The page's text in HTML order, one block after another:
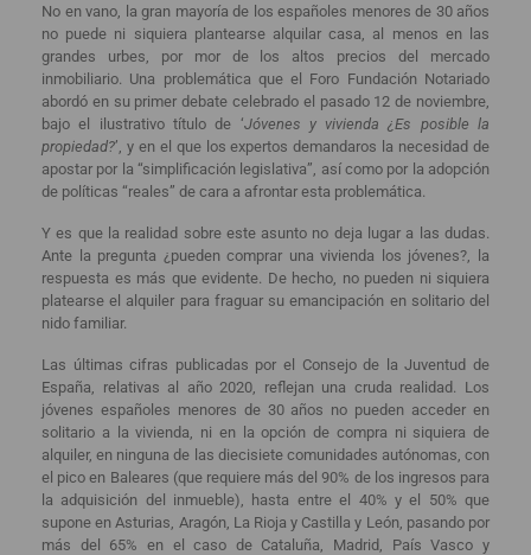
No en vano, la gran mayoría de los españoles menores de 30 años
no puede ni siquiera plantearse alquilar casa, al menos en las
grandes urbes, por mor de los altos precios del mercado
inmobiliario. Una problemática que el Foro Fundación Notariado
abordó en su primer debate celebrado el pasado 12 de noviembre,
bajo el ilustrativo título de ‘Jóvenes y vivienda ¿Es posible la
propiedad?’, y en el que los expertos demandaros la necesidad de
apostar por la “simplificación legislativa”, así como por la adopción
de políticas “reales” de cara a afrontar esta problemática.
Y es que la realidad sobre este asunto no deja lugar a las dudas.
Ante la pregunta ¿pueden comprar una vivienda los jóvenes?, la
respuesta es más que evidente. De hecho, no pueden ni siquiera
platearse el alquiler para fraguar su emancipación en solitario del
nido familiar.
Las últimas cifras publicadas por el Consejo de la Juventud de
España, relativas al año 2020, reflejan una cruda realidad. Los
jóvenes españoles menores de 30 años no pueden acceder en
solitario a la vivienda, ni en la opción de compra ni siquiera de
alquiler, en ninguna de las diecisiete comunidades autónomas, con
el pico en Baleares (que requiere más del 90% de los ingresos para
la adquisición del inmueble), hasta entre el 40% y el 50% que
supone en Asturias, Aragón, La Rioja y Castilla y León, pasando por
más del 65% en el caso de Cataluña, Madrid, País Vasco y